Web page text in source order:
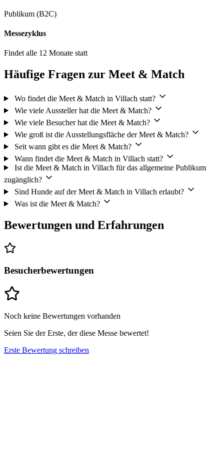
Publikum (B2C)
Messezyklus
Findet alle 12 Monate statt
Häufige Fragen zur Meet & Match
Wo findet die Meet & Match in Villach statt?
Wie viele Aussteller hat die Meet & Match?
Wie viele Besucher hat die Meet & Match?
Wie groß ist die Ausstellungsfläche der Meet & Match?
Seit wann gibt es die Meet & Match?
Wann findet die Meet & Match in Villach statt?
Ist die Meet & Match in Villach für das allgemeine Publikum
zugänglich?
Sind Hunde auf der Meet & Match in Villach erlaubt?
Was ist die Meet & Match?
Bewertungen und Erfahrungen
Besucherbewertungen
Noch keine Bewertungen vorhanden
Seien Sie der Erste, der diese Messe bewertet!
Erste Bewertung schreiben